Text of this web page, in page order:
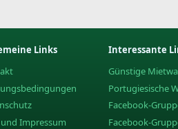
Links
Impressum
Interessante
Günstige
Portugiesische
Facebook-
Facebook-